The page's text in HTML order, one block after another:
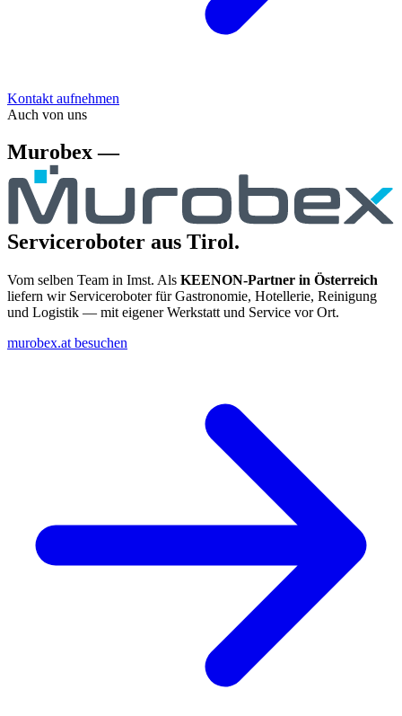
Kontakt aufnehmen
Auch von uns
Murobex —
Serviceroboter aus Tirol.
Vom selben Team in Imst. Als KEENON-Partner in Österreich
liefern wir Serviceroboter für Gastronomie, Hotellerie, Reinigung
und Logistik — mit eigener Werkstatt und Service vor Ort.
murobex.at besuchen